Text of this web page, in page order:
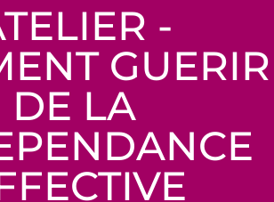
-
GUERIR
DE LA